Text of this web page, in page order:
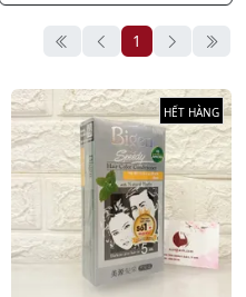
1
HẾT HÀNG